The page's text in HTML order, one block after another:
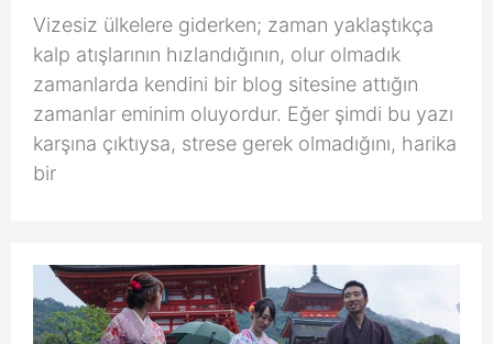
Vizesiz ülkelere giderken; zaman yaklaştıkça
kalp atışlarının hızlandığının, olur olmadık
zamanlarda kendini bir blog sitesine attığın
zamanlar eminim oluyordur. Eğer şimdi bu yazı
karşına çıktıysa, strese gerek olmadığını, harika
bir